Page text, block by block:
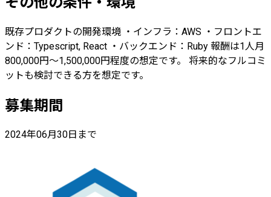
既存プロダクトの開発環境 ・インフラ：AWS ・フロントエ
ンド：Typescript, React ・バックエンド：Ruby 報酬は1人月
800,000円〜1,500,000円程度の想定です。 将来的なフルコミ
ットも検討できる方を想定です。
募集期間
2024年06月30日まで